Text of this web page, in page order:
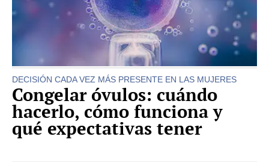
DECISIÓN CADA VEZ MÁS PRESENTE EN LAS MUJERES
Congelar óvulos: cuándo
hacerlo, cómo funciona y
qué expectativas tener